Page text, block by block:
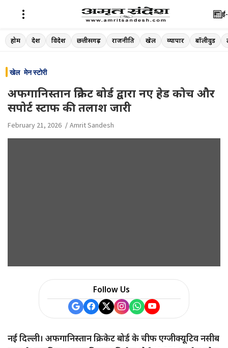
Skip
to
होम देश विदेश छत्तीसगढ़ राजनीति खेल व्यापार बॉलीवुड
खेल मेन स्टोरी
अफगानिस्तान क्रिकेट बोर्ड द्वारा नए हेड कोच और
सपोर्ट स्टाफ की तलाश जारी
February 21, 2026 Amrit Sandesh
Follow Us
नई दिल्ली। अफगानिस्तान क्रिकेट बोर्ड के चीफ एग्जीक्यूटिव नसीब